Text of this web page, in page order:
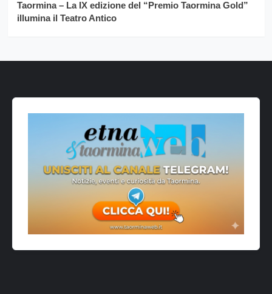
Taormina – La IX edizione del “Premio Taormina Gold”
illumina il Teatro Antico